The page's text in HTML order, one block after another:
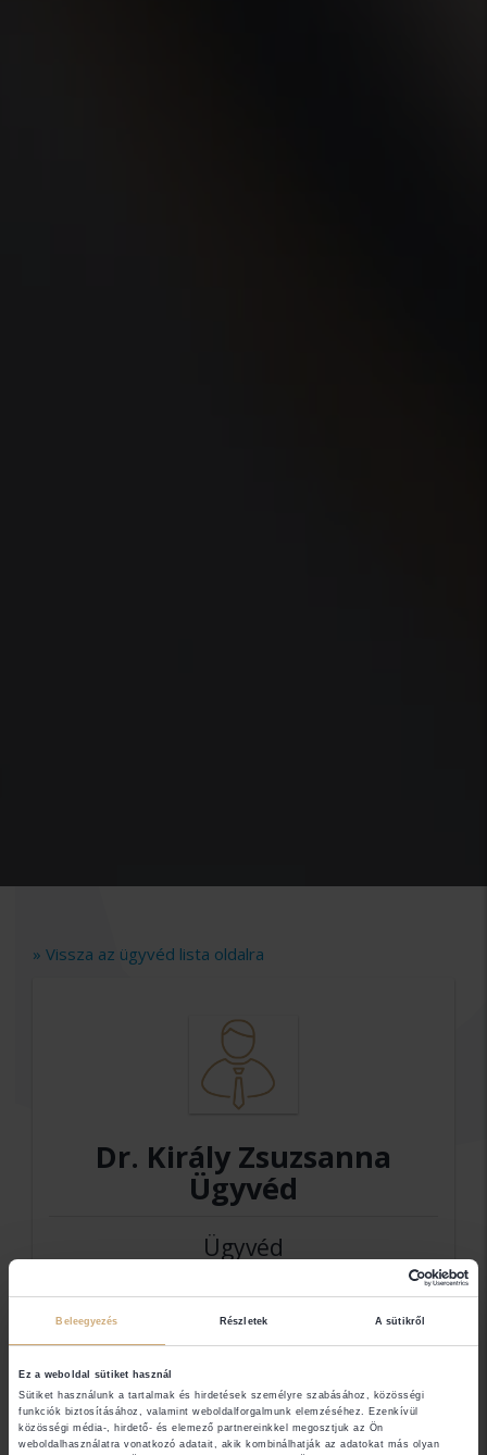
Beleegyezés Részletek A sütikről
Ez a weboldal sütiket használ
Sütiket használunk a tartalmak és hirdetések személyre szabásához, közösségi
funkciók biztosításához, valamint weboldalforgalmunk elemzéséhez. Ezenkívül
közösségi média-, hirdető- és elemező partnereinkkel megosztjuk az Ön
weboldalhasználatra vonatkozó adatait, akik kombinálhatják az adatokat más olyan
» Vissza az ügyvéd lista oldalra
Dr. Király Zsuzsanna
Ügyvéd
Ügyvéd
Elérhetőségek
4026 Debrecen